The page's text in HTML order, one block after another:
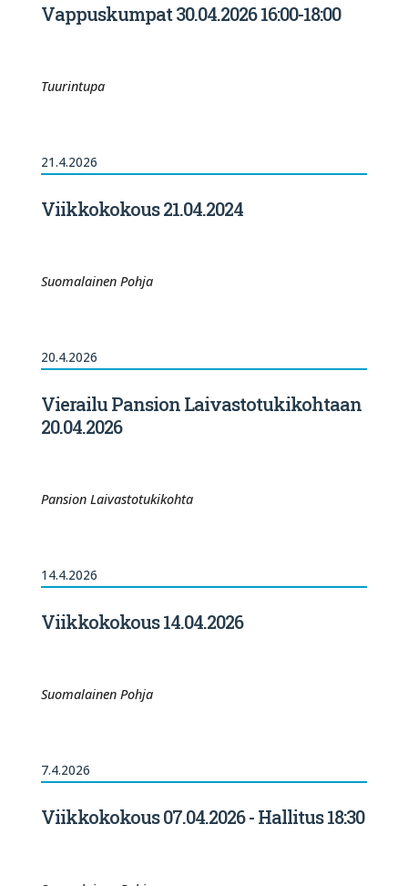
Vappuskumpat 30.04.2026 16:00-18:00
Tuurintupa
21.4.2026
Viikkokokous 21.04.2024
Suomalainen Pohja
20.4.2026
Vierailu Pansion Laivastotukikohtaan
20.04.2026
Pansion Laivastotukikohta
14.4.2026
Viikkokokous 14.04.2026
Suomalainen Pohja
7.4.2026
Viikkokokous 07.04.2026 - Hallitus 18:30